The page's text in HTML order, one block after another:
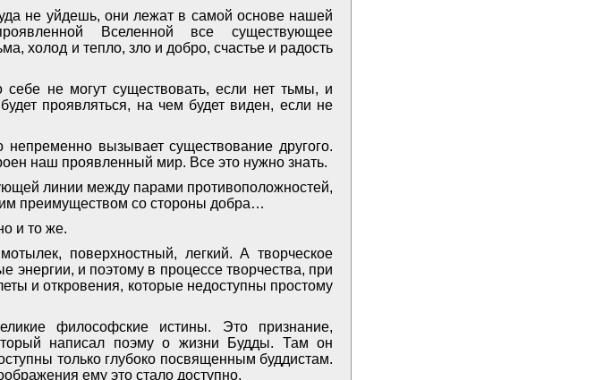
не уйдешь, они лежат в самой основе нашей
Вселенной все существующее
холод и тепло, зло и добро, счастье и радость
не могут существовать, если нет тьмы, и
проявляться, на чем будет виден, если не
вызывает существование другого.
наш проявленный мир. Все это нужно знать.
линии между парами противоположностей,
преимуществом со стороны добра…
и то же.
поверхностный, легкий. А творческое
энергии, и поэтому в процессе творчества, при
и откровения, которые недоступны простому
философские истины. Это признание,
написал поэму о жизни Будды. Там он
только глубоко посвященным буддистам.
ему это стало доступно.